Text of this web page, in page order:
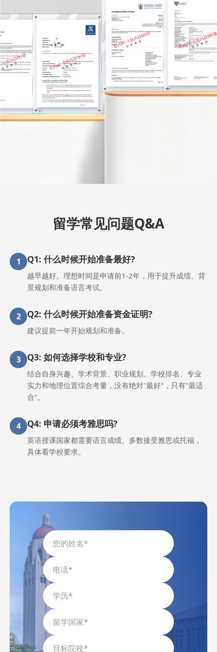
留学常见问题Q&A
1 Q1: 什么时候开始准备最好?
越早越好。理想时间是申请前1-2年，用于提升成绩、背
景规划和准备语言考试。
2 Q2: 什么时候开始准备资金证明?
建议提前一年开始规划和准备。
3 Q3: 如何选择学校和专业?
结合自身兴趣、学术背景、职业规划、学校排名、专业
实力和地理位置综合考量，没有绝对"最好"，只有"最适
合"。
4 Q4: 申请必须考雅思吗?
英语授课国家都需要语言成绩。多数接受雅思或托福，
具体看学校要求。